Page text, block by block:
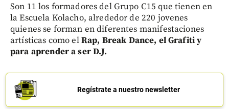
Son 11 los formadores del Grupo C15 que tienen en
la Escuela Kolacho, alrededor de 220 jovenes
quienes se forman en diferentes manifestaciones
artísticas como elRap, Break Dance, el Grafiti y
para aprender a ser D.J.
Regístrate a nuestro newsletter